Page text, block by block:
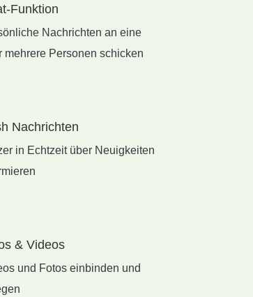
Funktion
Nachrichten an eine
mehrere Personen schicken
Nachrichten
in Echtzeit über Neuigkeiten
& Videos
und Fotos einbinden und